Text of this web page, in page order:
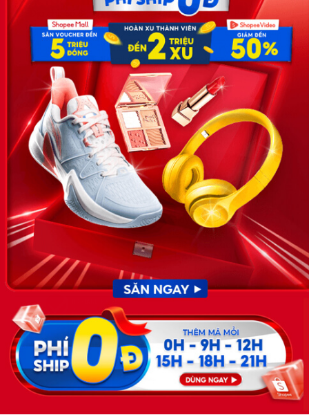
Địa chỉ: Số 81, ngõ 68, đường Cầu Giấy, Tổ 05, Phường Quan
Hoa, Quận Cầu Giấy, TP Hà Nội, Việt Nam
SĐT: 0981 448 766
Email:
hotro@timviec.com.vn
VỀ CHÚNG TÔI
News.timviec.com.vn là website cung cấp thông tin liên quan đến
nhân sự, nghề nghiệp do Timviec.com.vn vận hành nhằm giúp
doanh nghiệp, nhân sự tuyển dụng, người đi làm, người tìm việc
cập nhật thông tin và đáp ứng được mong muốn của mình.
KẾT NỐI
Giấy phép hoạt động dịch vụ
việc làm số 54/2019/SLĐTBXH-
GP do Sở lao động thương
binh và xã hội cấp ngày 30
tháng 12 năm 2019.